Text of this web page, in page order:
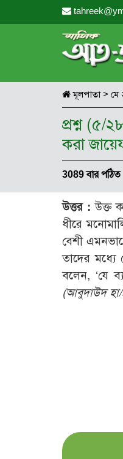
মূলপাতা> মে
প্রশ্ন (৫/
করা
3089 বার পঠিত
উত্তর :উক্ত
ধীরে
বেশী
তাদের মধ্যে
বলেন, ‘যে
(আবুদাউদ